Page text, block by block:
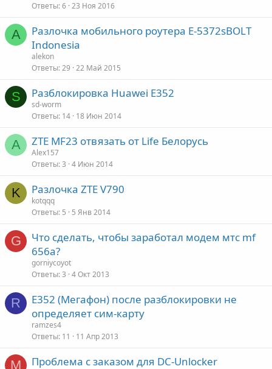
Ответы 6 23 Ноя 2016
A
Разлочка мобильного роутера E-5372sBOLT
Indonesia
alekon
Ответы 29 22 Май 2015
S Разблокировка Huawei E352
sd-worm
Ответы 14 18 Июн 2014
A ZTE MF23 отвязать от Life Белорусь
Alex157
Ответы 3 4 Июн 2014
K Разлочка ZTE V790
kotqqq
Ответы 5 5 Янв 2014
G
Что сделать, чтобы заработал модем мтс mf
656a?
gorniycoyot
Ответы 3 4 Окт 2013
R
E352 (Мегафон) после разблокировки не
определяет сим-карту
ramzes4
Ответы 11 11 Апр 2013
M Проблема с заказом для DC-Unlocker